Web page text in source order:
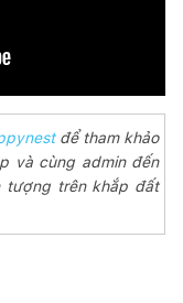
để tham khảo
và cùng admin đến
tượng trên khắp đất